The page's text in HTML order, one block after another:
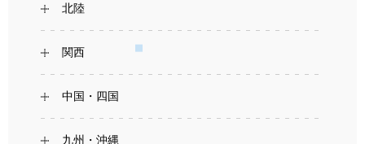
北陸
関西
中国・四国
九州・沖縄